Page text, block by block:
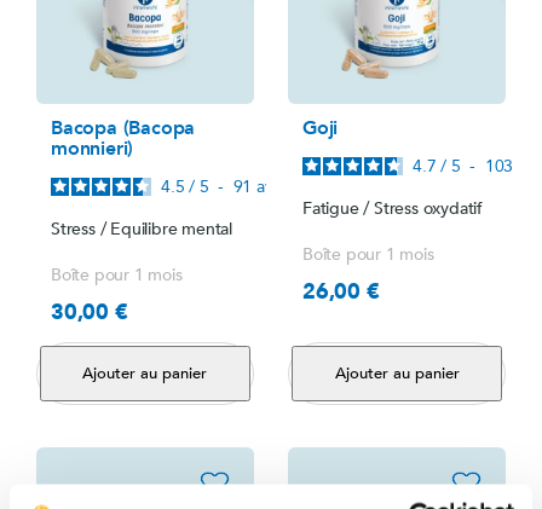
Bacopa (Bacopa
monnieri)
4.5 / 5 - 91avis
Stress / Equilibre mental
Boîte pour 1 mois
Prix
30,00 €
Ajouter au panier
Goji
4.7 / 5 - 103
Fatigue / Stress oxydatif
Boîte pour 1 mois
Prix
26,00 €
Ajouter au panier
favorite_border favorite_border